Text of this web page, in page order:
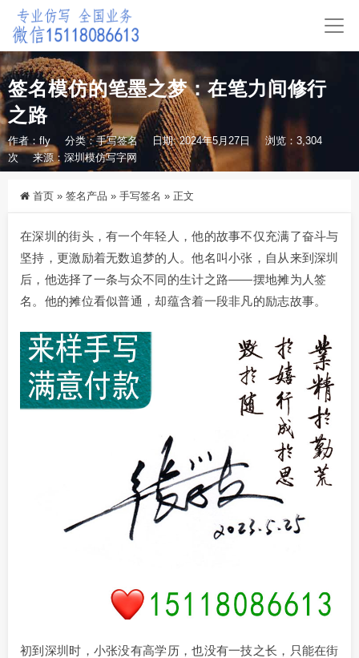
签名模仿的笔墨之梦：在笔力间修行
之路
作者：fly 分类：手写签名 日期: 2024年5月27日
浏览：3,304
次
来源：深圳模仿写字网
首页 » 签名产品 » 手写签名 » 正文
在深圳的街头，有一个年轻人，他的故事不仅充满了奋斗与
坚持，更激励着无数追梦的人。他名叫小张，自从来到深圳
后，他选择了一条与众不同的生计之路——摆地摊为人签
名。他的摊位看似普通，却蕴含着一段非凡的励志故事。
初到深圳时，小张没有高学历，也没有一技之长，只能在街